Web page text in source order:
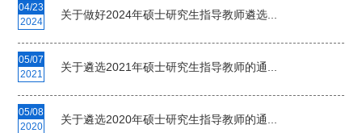
04/23
2024
关于做好2024年硕士研究生指导教师遴选...
05/07
2021
关于遴选2021年硕士研究生指导教师的通...
05/08
2020
关于遴选2020年硕士研究生指导教师的通...